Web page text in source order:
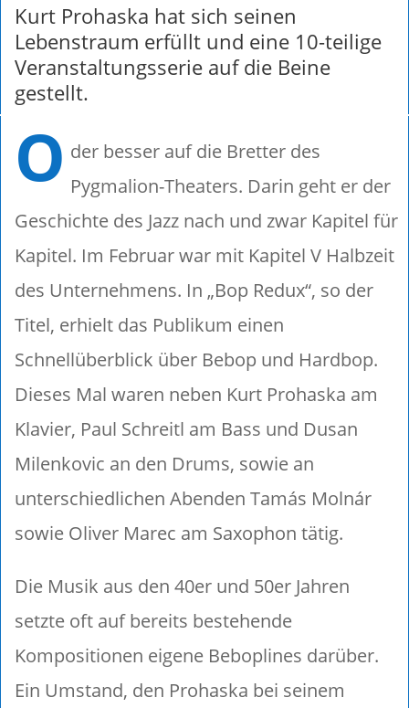
Kurt Prohaska hat sich seinen
Lebenstraum erfüllt und eine 10-teilige
Veranstaltungsserie auf die Beine
gestellt.
O der besser auf die Bretter des
Pygmalion-Theaters. Darin geht er der
Geschichte des Jazz nach und zwar Kapitel für
Kapitel. Im Februar war mit Kapitel V Halbzeit
des Unternehmens. In „Bop Redux“, so der
Titel, erhielt das Publikum einen
Schnellüberblick über Bebop und Hardbop.
Dieses Mal waren neben Kurt Prohaska am
Klavier, Paul Schreitl am Bass und Dusan
Milenkovic an den Drums, sowie an
unterschiedlichen Abenden Tamás Molnár
sowie Oliver Marec am Saxophon tätig.
Die Musik aus den 40er und 50er Jahren
setzte oft auf bereits bestehende
Kompositionen eigene Beboplines darüber.
Ein Umstand, den Prohaska bei seinem